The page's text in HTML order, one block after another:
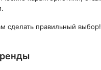
сделать правильный выбор!